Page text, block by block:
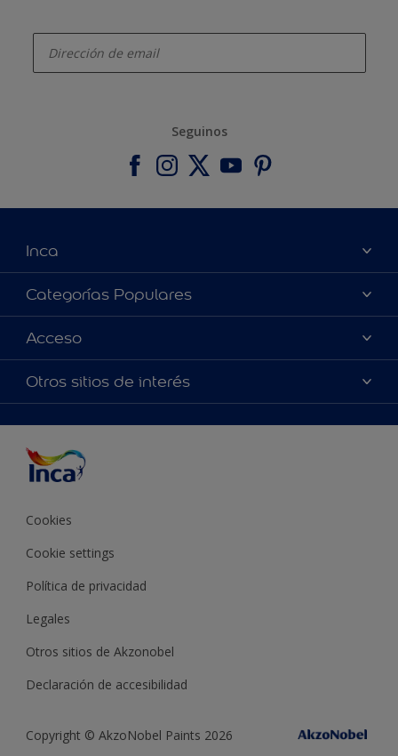
Seguinos
Inca
Acerca de Inca
Contactanos
Encontrá un distribuidor Inca
Categorías Populares
Colores
Productos
Inspiración
Acceso
Accesibilidad
Precisión del color
Otros sitios de interés
Cookies
Cookie settings
Política de privacidad
Legales
Otros sitios de Akzonobel
Declaración de accesibilidad
Copyright © AkzoNobel Paints 2026